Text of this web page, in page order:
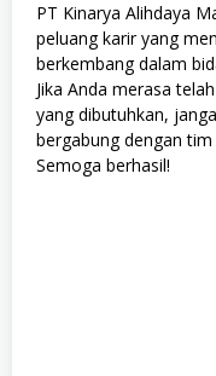
PT Kinarya Alihdaya
peluang karir yang
berkembang dalam
Jika Anda merasa
yang dibutuhkan,
bergabung dengan
Semoga berhasil!